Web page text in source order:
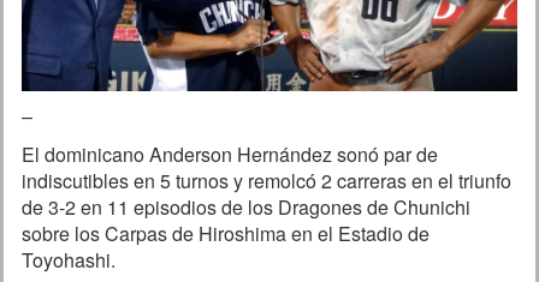
–
El dominicano Anderson Hernández sonó par de
indiscutibles en 5 turnos y remolcó 2 carreras en el triunfo
de 3-2 en 11 episodios de los Dragones de Chunichi
sobre los Carpas de Hiroshima en el Estadio de
Toyohashi.